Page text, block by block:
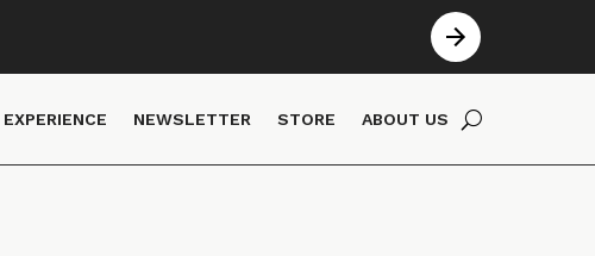
EXPERIENCE NEWSLETTER STORE ABOUT US